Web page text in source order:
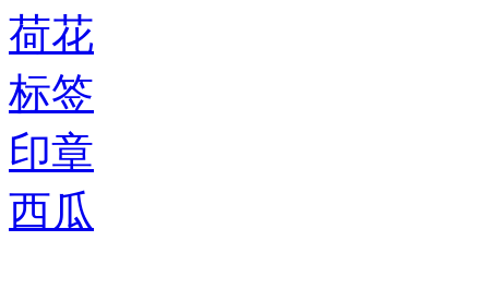
荷花
标签
印章
西瓜